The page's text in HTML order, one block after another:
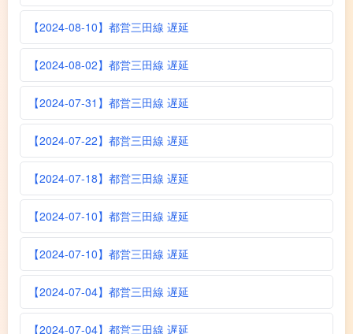
【2024-08-10】都営三田線 遅延
【2024-08-02】都営三田線 遅延
【2024-07-31】都営三田線 遅延
【2024-07-22】都営三田線 遅延
【2024-07-18】都営三田線 遅延
【2024-07-10】都営三田線 遅延
【2024-07-10】都営三田線 遅延
【2024-07-04】都営三田線 遅延
【2024-07-04】都営三田線 遅延